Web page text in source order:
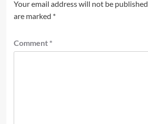
Your email address will not be published.
are marked *
Comment *